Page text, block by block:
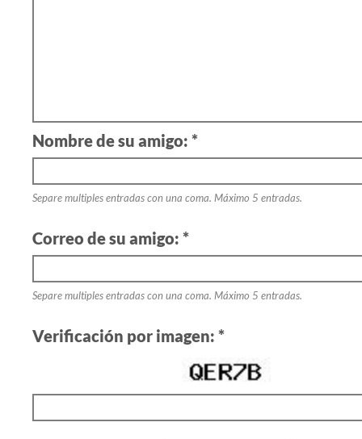
Nombre de su amigo: *
Separe multiples entradas con una coma. Máximo 5 entradas.
Correo de su amigo: *
Separe multiples entradas con una coma. Máximo 5 entradas.
Verificación por imagen: *